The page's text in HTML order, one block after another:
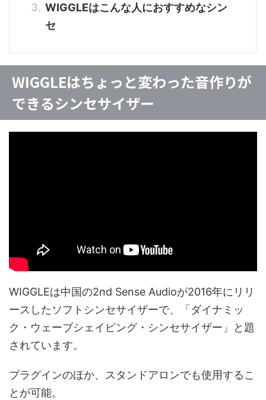
WIGGLEはこんな人におすすめなシン
セ
WIGGLEはちょっと変わった音作りが
できるシンセサイザー
WIGGLEは中国の2nd Sense Audioが2016年にリリ
ースしたソフトシンセサイザーで、「ダイナミッ
ク・ウェーブシェイピング・シンセサイザー」と題
されています。
プラグインのほか、スタンドアロンでも使用するこ
とが可能。